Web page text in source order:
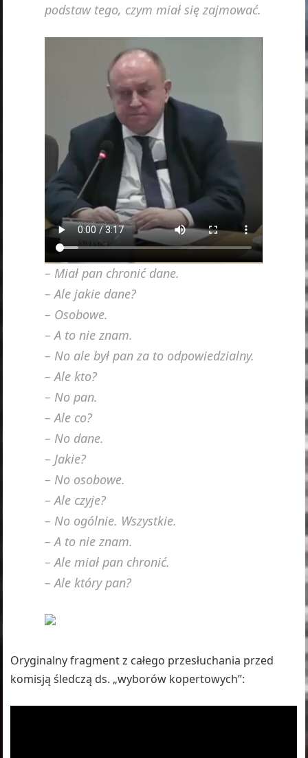
podstaw tego, czym miał się zajmować.
– Miał pan chronić dane.
– Ale jakie dane?
– Osobowe.
– A to nie znam.
– No ale był pan za to odpowiedzialny.
– Ale kto?
– No pan.
– Ale co?
– No dane.
– Jakie?
– No osobowe.
– Ale czyje?
– No ogólnie. Wszystkie.
– A to nie znam.
– Ale miał pan chronić.
– Ale który pan?
Oryginalny fragment z całego przesłuchania przed
komisją śledczą ds. „wyborów kopertowych”: